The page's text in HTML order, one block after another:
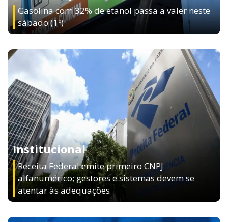
Institucional
Receita Federal emite primeiro CNPJ
alfanumérico; gestores e sistemas devem se
atentar às adequações